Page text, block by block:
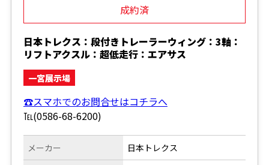
成約済
日本トレクス：段付きトレーラーウィング：3軸：
リフトアクスル：超低走行：エアサス
一宮展示場
☎スマホでのお問合せはコチラへ
℡(0586-68-6200)
メーカー 日本トレクス